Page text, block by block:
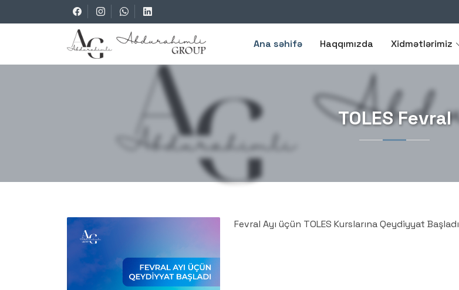
Ana səhifə Haqqımızda Xidmətlərimiz
TOLES Fevral
Fevral Ayı üçün TOLES Kurslarına Qeydiyyat Başladı